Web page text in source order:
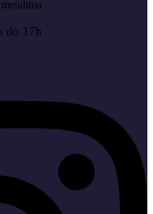
do 17h